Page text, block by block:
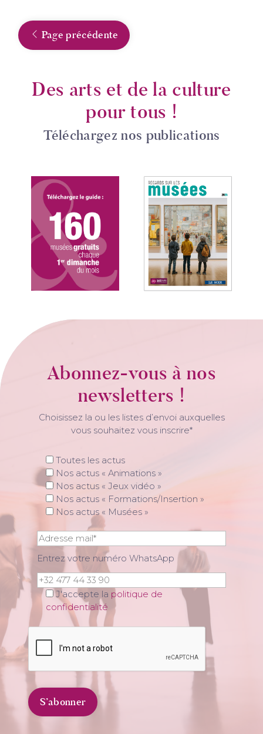
Page précédente
Des arts et de la culture
pour tous !
Téléchargez nos publications
Abonnez-vous à nos
newsletters !
Choisissez la ou les listes d’envoi auxquelles
vous souhaitez vous inscrire*
Toutes les actus
Nos actus « Animations »
Nos actus « Jeux vidéo »
Nos actus « Formations/Insertion »
Nos actus « Musées »
Entrez votre numéro WhatsApp
J'accepte la politique de
confidentialité